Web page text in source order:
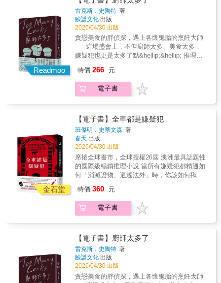
要找出是誰藏身在列車上奪走她仇人們的性
命……§ 推薦佳評 §「是節奏飛快的驚悚小說，
是密室謎案，也是殘酷的復仇故事……步調精
準完美，劇情翻轉獨具風格。」──《紐約時
報》書評「在這部曲折的歷史驚悚小說裡，豪
華火車謀殺案的元素得到了全新詮釋……如果
讀者想找一本由強悍女主角領銜的娛樂讀物，
此書正是首選。」──《出版人週刊》「絕無冷
考克作品。」──BookPage「塞傑深知如何講
述一個讓讀者不斷猜疑的好故事。」──《華盛
頓郵報》「萊利‧塞傑是驚悚小說的大師，也是
部小說充滿電影感，能夠滿足想看到新版《東
方快車謀殺案》的讀者。」──《赫芬頓郵報》
「巔峰之作。塞傑交出了一部節奏緊湊、結構
細密的驚悚小說，會讓讀者喘不過氣、震驚難
平。」──《書單》雜誌
書、公司合夥人、工程師等，安娜想要先聽聽
他們交代當年為什麼蓄意誣陷無辜，再將他們
交給預計在車站守候的芝加哥聯邦調查局人
員。晚間八點，所有人聚集到餐廳車廂，安娜
按照計畫向乘客們宣告邀請他們搭上這班列車
的原因，並且強調中途沒有任何停靠站，跳車
必死無疑，終點站已有調查局探員在等待。她
裁。然而，不論是嚴詞否認或愧疚吐實，乘客
開始按照車廂房間的順序逐一遭到殺害，車上
籠罩著恐慌，還活著的乘客紛紛指控安娜對他
安娜必須保護剩餘的乘客平安活到終點站，更
要找出是誰藏身在列車上奪走她仇人們的性
命……§ 推薦佳評 §「是節奏飛快的驚悚小說，
是密室謎案，也是殘酷的復仇故事……步調精
準完美，劇情翻轉獨具風格。」──《紐約時
報》書評「在這部曲折的歷史驚悚小說裡，豪
華火車謀殺案的元素得到了全新詮釋……如果
讀者想找一本由強悍女主角領銜的娛樂讀物，
此書正是首選。」──《出版人週刊》「絕無冷
考克作品。」──BookPage「塞傑深知如何講
述一個讓讀者不斷猜疑的好故事。」──《華盛
頓郵報》「萊利‧塞傑是驚悚小說的大師，也是
部小說充滿電影感，能夠滿足想看到新版《東
方快車謀殺案》的讀者。」──《赫芬頓郵報》
「巔峰之作。塞傑交出了一部節奏緊湊、結構
細密的驚悚小說，會讓讀者喘不過氣、震驚難
平。」──《書單》雜誌
販子、一名農業機械經銷商，甚至是即將在數
萬人面前發表演說的市長。所有線索都指向托
馬斯．戈梅茲──一個來歷神祕，與幫派有深厚
關聯的男子。然而這名自稱「狼」的冷血黑幫
殺手，多年前就消聲匿跡，更令人毛骨悚然的
是，這個男人居然像隱形人般，在重重警力與
監視器下屢次完美脫身，甚至從密閉的洗手間
內憑空消失&hellip;&hellip; 凶殺組的酗酒警探
案件，他因失去愛女、與妻子離異而深陷創
傷。隨著命案一件件發生，三十年前的黑幫血
案、警界貪腐的黑幕、凶手犯案的動機逐漸浮
上水面，巴布突然意識到，自己與這名幽靈殺
手之間，竟然有某種絕望的共鳴，讓他即使遭
到停職也難以放下案件&hellip;&hellip; ◆ 奈斯
博在這本最新獨立作中，編織了一個環環相
扣、不到最後一刻無法看透的精彩謎團，並且
觸及槍枝管制、警察貪腐與心理創傷等當代議
題。美國的「槍枝爭議」問題是推動整個懸疑
故事的核心動機，但作者也著重描寫人被奪走
所愛後經歷的孤獨與悲傷，刻畫了那些跨過界
線、在善惡間掙扎的心靈。 ◎奈斯博在此打造
了一部充滿力量的作品，透過一個曲折的辦案
過程與令人震驚的慘劇，深刻探討了孤獨與悲
中，感受到深刻的情緒張力。強烈推薦給尋求
全新正義視角的讀者，例如丹尼斯．勒翰與理
查．普萊斯（《火線重案組》（The Wire）編
劇）作品的愛好者。&mdash;&mdash;《書
單》 ◎北歐黑色小說大師尤．奈斯博在這本布
Readmoo
雷克斯．史陶特 著
臉譜文化 出版
2026/04/30 出版
貪戀美食的胖偵探，遇上各懷鬼胎的烹飪大師
── 這場盛會上，不但廚師太多、美食太多，
嫌疑犯也更是太多了點&hellip;&hellip; 推理史
界推理小說大會「世紀最佳推理小說系列」、
「世紀最佳推理作家」雙料提名作品 謀殺天后
阿嘉莎‧克莉絲蒂：「書中描述尼洛‧伍爾夫的廚
過史陶特先生筆下關於伍爾夫與阿奇的所有故
事，手邊還隨時存著若干本《廚師太多了》備
用。」 美國總統杜魯門：「在經濟動盪不安與
世界大戰期間，我只見過羅斯福總統開懷笑過
兩次。一次是聽到諾曼第登陸成功的消息，另
一次是讀到史陶特的小說。」 ---- 「他們這
『十五位烹飪大師』，可有名的呢，這群人每
五年聚會一次，燒菜、吃吃喝喝，你騙我我騙
你&hellip;&hellip;還有，其中一個會被某人給宰
天守在他舒適的辦公室兼住所，品嚐美食、養
蘭怡情。若是遇到需要出門訪查線索的案件，
阿奇．古德溫便是他最得力的助手，是伍爾夫
在外奔走的雙腿，同時包辦幫他買啤酒等各種
家務事。 這天，伍爾夫難得邁出家門，和阿奇
一起戰戰兢兢搭上火車，遠赴一間溫泉飯店。
原因無他，因為全世界最知名、最頂尖的烹飪
大師，即將齊聚一堂展現手藝，而伍爾夫幸運
地獲邀成為這場五年一度盛宴的座上賓！（附
特價 266 元
電子書
金石堂
【電子書】全車都是嫌疑犯
班傑明．史蒂文森 著
春天 出版
2026/04/30 出版
席捲全球書市，全球授權26國 澳洲最具話題性
的國際級暢銷推理小說 當所有嫌疑犯都精通如
何「消滅證物、逍遙法外」時，你該如何揪出
號列車」（The Ghan，往返於達爾文與阿得雷
德之間的著名長途列車）上舉辦的犯罪寫作節
時，我本希望能為我的第二本書找點靈感。這
不從人願。 這次活動的參與名單簡直是犯罪寫
作界的黃金陣容： &bull; 新人作家（就是
我！） &bull; 刑事科學作家 &bull; 暢銷商業作
家 &bull; 法律驚悚作家 &bull; 純文學作家
&bull; 心理懸疑作家 然而，當我們之中有人慘
遭殺害時，剩下的五位作家隨即化身為五名偵
特價 360 元
電子書
【電子書】廚師太多了
雷克斯．史陶特 著
臉譜文化 出版
2026/04/30 出版
貪戀美食的胖偵探，遇上各懷鬼胎的烹飪大師